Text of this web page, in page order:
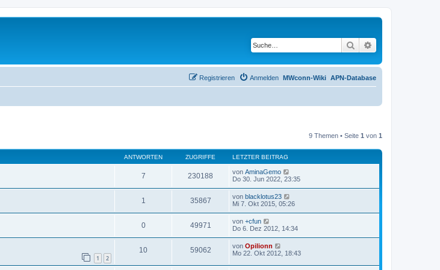
Suche
APN-Database
MWconn-Wiki
Anmelden
Registrieren
9 Themen • Seite 1 von 1
ANTWORTEN ZUGRIFFE LETZTER BEITRAG
7 230188 von AminaGemo
Do 30. Jun 2022, 23:35
1 35867 von blacklotus23
Mi 7. Okt 2015, 05:26
0 49971 von +cfun
Do 6. Dez 2012, 14:34
1 2
10 59062 von Opilionn
Mo 22. Okt 2012, 18:43